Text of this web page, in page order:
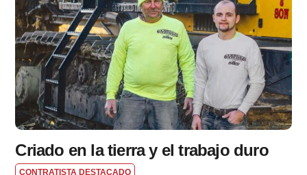
Criado en la tierra y el trabajo duro
CONTRATISTA DESTACADO